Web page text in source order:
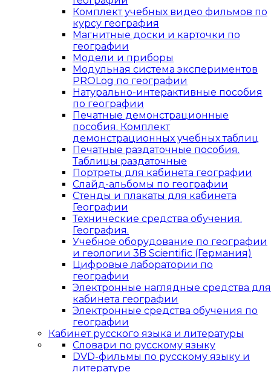
Комплект учебных видео фильмов по
курсу география
Магнитные доски и карточки по
географии
Модели и приборы
Модульная система экспериментов
PROLog по географии
Натурально-интерактивные пособия
по географии
Печатные демонстрационные
пособия. Комплект
демонстрационных учебных таблиц
Печатные раздаточные пособия.
Таблицы раздаточные
Портреты для кабинета географии
Слайд-альбомы по географии
Стенды и плакаты для кабинета
Географии
Технические средства обучения.
География.
Учебное оборудование по географии
и геологии 3B Scientific (Германия)
Цифровые лаборатории по
географии
Электронные наглядные средства для
кабинета географии
Электронные средства обучения по
географии
Кабинет русского языка и литературы
Cловари по русскому языку
DVD-фильмы по русскому языку и
литературе